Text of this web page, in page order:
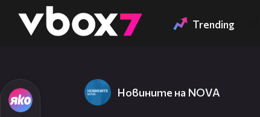
👾 Trending
Новините на NOVA